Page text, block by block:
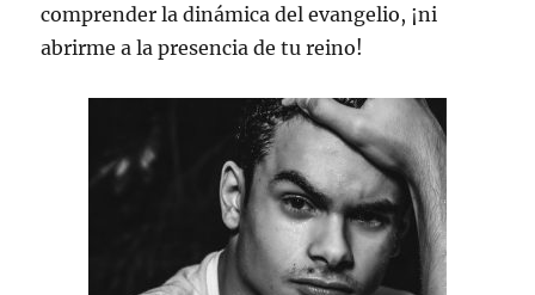
comprender la dinámica del evangelio, ¡ni
abrirme a la presencia de tu reino!